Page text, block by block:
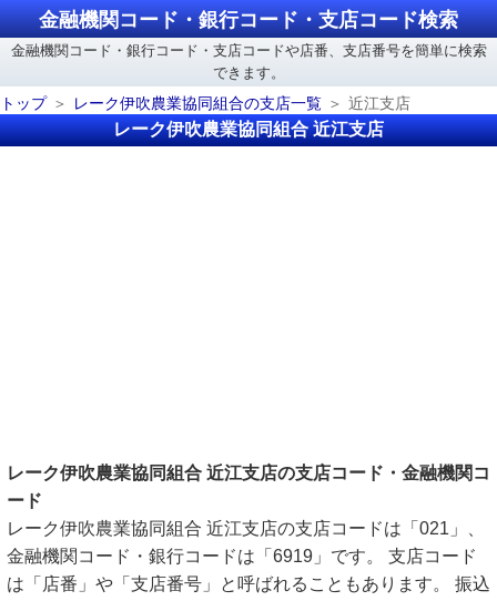
金融機関コード・銀行コード・支店コード検索
金融機関コード・銀行コード・支店コードや店番、支店番号を簡単に検索
できます。
トップ
レーク伊吹農業協同組合の支店一覧 近江支店
レーク伊吹農業協同組合 近江支店
レーク伊吹農業協同組合 近江支店の支店コード・金融機関コ
ード
レーク伊吹農業協同組合 近江支店の支店コードは「021」、
金融機関コード・銀行コードは「6919」です。 支店コード
は「店番」や「支店番号」と呼ばれることもあります。 振込